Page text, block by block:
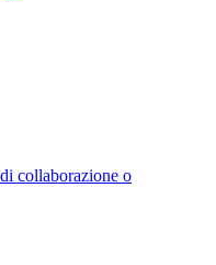
collaborazione o